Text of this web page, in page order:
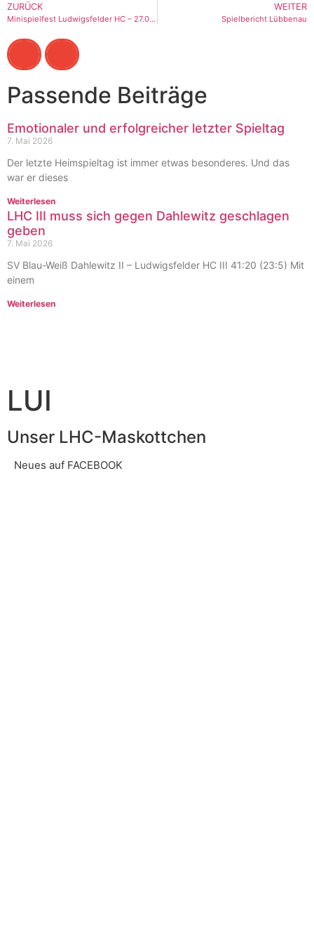
ZURÜCK
Minispielfest Ludwigsfelder HC – 27.09.2025
WEITER
Spielbericht Lübbenau
Passende Beiträge
Emotionaler und erfolgreicher letzter Spieltag
7. Mai 2026
Der letzte Heimspieltag ist immer etwas besonderes. Und das
war er dieses
Weiterlesen
LHC III muss sich gegen Dahlewitz geschlagen
geben
7. Mai 2026
SV Blau-Weiß Dahlewitz II – Ludwigsfelder HC III 41:20 (23:5) Mit
einem
Weiterlesen
LUI
Unser LHC-Maskottchen
Neues auf FACEBOOK